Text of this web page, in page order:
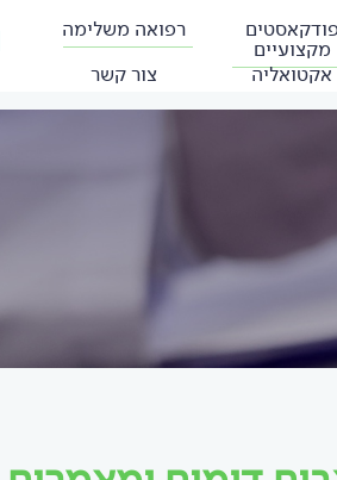
מקצועיים
רפואה משלימה
אקטואליה
צור קשר